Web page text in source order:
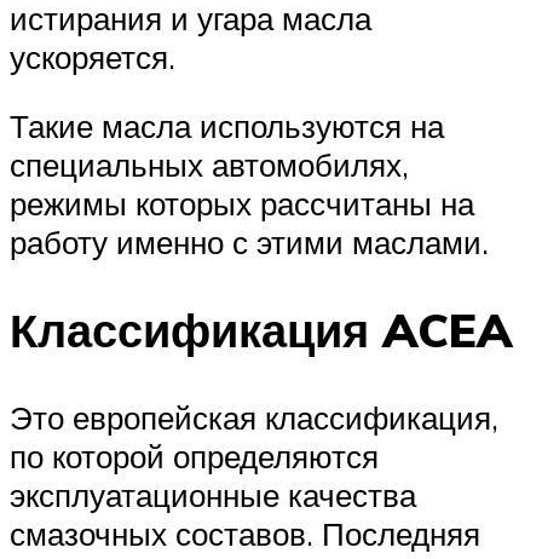
истирания и угара масла
ускоряется.
Такие масла используются на
специальных автомобилях,
режимы которых рассчитаны на
работу именно с этими маслами.
Классификация ACEA
Это европейская классификация,
по которой определяются
эксплуатационные качества
смазочных составов. Последняя